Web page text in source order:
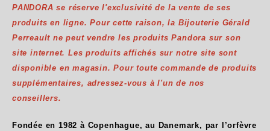
PANDORA se réserve l'exclusivité de la vente de ses
produits en ligne. Pour cette raison, la Bijouterie Gérald
Perreault ne peut vendre les produits Pandora sur son
site internet. Les produits affichés sur notre site sont
disponible en magasin. Pour toute commande de produits
supplémentaires, adressez-vous à l'un de nos
conseillers.
Fondée en 1982 à Copenhague, au Danemark, par l’orfèvre